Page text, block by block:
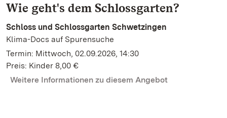
Wie geht's dem Schlossgarten?
Schloss und Schlossgarten Schwetzingen
Klima-Docs auf Spurensuche
Termin: Mittwoch, 02.09.2026, 14:30
Preis: Kinder 8,00 €
Weitere Informationen zu diesem Angebot